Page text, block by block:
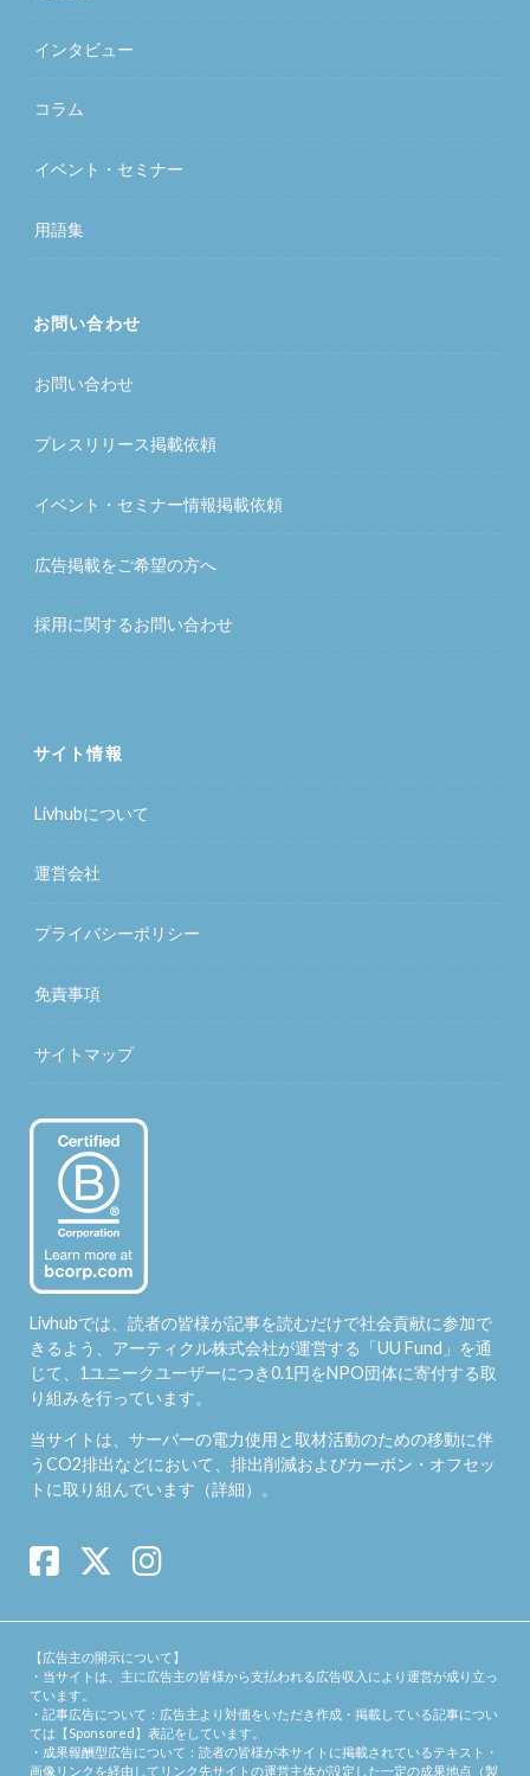
インタビュー
コラム
イベント・セミナー
用語集
お問い合わせ
お問い合わせ
プレスリリース掲載依頼
イベント・セミナー情報掲載依頼
広告掲載をご希望の方へ
採用に関するお問い合わせ
サイト情報
Livhubについて
運営会社
プライバシーポリシー
免責事項
サイトマップ
Livhubでは、読者の皆様が記事を読むだけで社会貢献に参加で
きるよう、アーティクル株式会社が運営する「UU Fund 」を通
じて、1ユニークユーザーにつき0.1円をNPO団体に寄付する取
り組みを行っています。
当サイトは、サーバーの電力使用と取材活動のための移動に伴
うCO2排出などにおいて、排出削減およびカーボン・オフセッ
トに取り組んでいます（詳細）。
【広告主の開示について】
・当サイトは、主に広告主の皆様から支払われる広告収入により運営が成り立っ
ています。
・記事広告について：広告主より対価をいただき作成・掲載している記事につい
ては【Sponsored】表記をしています。
・成果報酬型広告について：読者の皆様が本サイトに掲載されているテキスト・
画像リンクを経由してリンク先サイトの運営主体が設定した一定の成果地点（製